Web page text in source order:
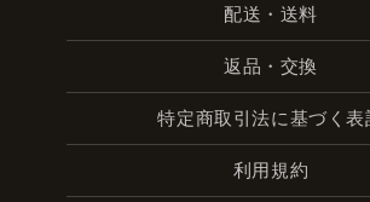
配送・送料
返品・交換
特定商取引法に基づく表
利用規約